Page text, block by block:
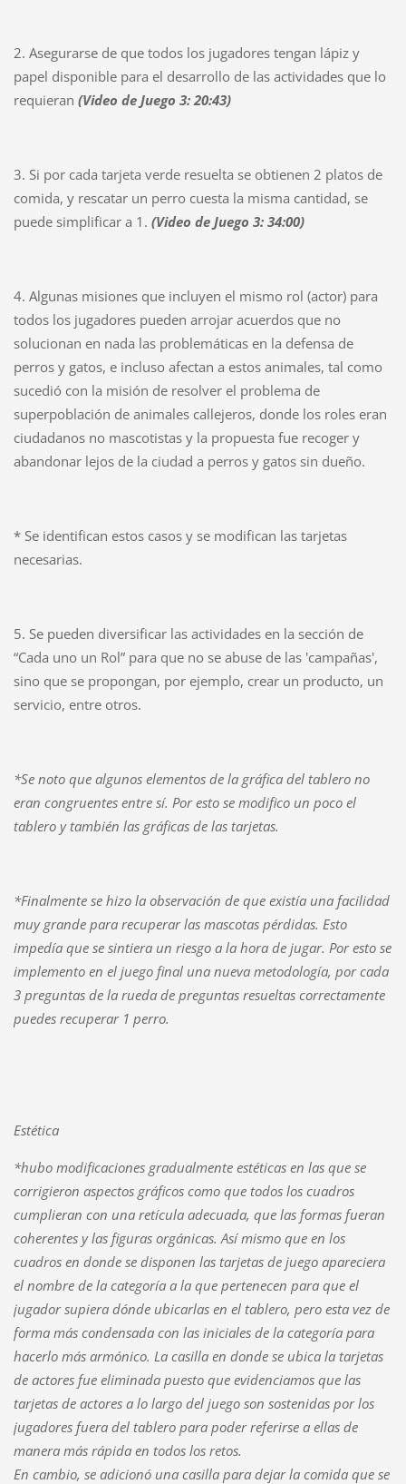
2. Asegurarse de que todos los jugadores tengan lápiz y
papel disponible para el desarrollo de las actividades que lo
requieran (Video de Juego 3: 20:43)
3. Si por cada tarjeta verde resuelta se obtienen 2 platos de
comida, y rescatar un perro cuesta la misma cantidad, se
puede simplificar a 1. (Video de Juego 3: 34:00)
4. Algunas misiones que incluyen el mismo rol (actor) para
todos los jugadores pueden arrojar acuerdos que no
solucionan en nada las problemáticas en la defensa de
perros y gatos, e incluso afectan a estos animales, tal como
sucedió con la misión de resolver el problema de
superpoblación de animales callejeros, donde los roles eran
ciudadanos no mascotistas y la propuesta fue recoger y
abandonar lejos de la ciudad a perros y gatos sin dueño.
* Se identifican estos casos y se modifican las tarjetas
necesarias.
5. Se pueden diversificar las actividades en la sección de
“Cada uno un Rol” para que no se abuse de las 'campañas',
sino que se propongan, por ejemplo, crear un producto, un
servicio, entre otros.
*Se noto que algunos elementos de la gráfica del tablero no
eran congruentes entre sí. Por esto se modifico un poco el
tablero y también las gráficas de las tarjetas.
*Finalmente se hizo la observación de que existía una facilidad
muy grande para recuperar las mascotas pérdidas. Esto
impedía que se sintiera un riesgo a la hora de jugar. Por esto se
implemento en el juego final una nueva metodología, por cada
3 preguntas de la rueda de preguntas resueltas correctamente
puedes recuperar 1 perro.
Estética
*hubo modificaciones gradualmente estéticas en las que se
corrigieron aspectos gráficos como que todos los cuadros
cumplieran con una retícula adecuada, que las formas fueran
coherentes y las figuras orgánicas. Así mismo que en los
cuadros en donde se disponen las tarjetas de juego apareciera
el nombre de la categoría a la que pertenecen para que el
jugador supiera dónde ubicarlas en el tablero, pero esta vez de
forma más condensada con las iniciales de la categoría para
hacerlo más armónico. La casilla en donde se ubica la tarjetas
de actores fue eliminada puesto que evidenciamos que las
tarjetas de actores a lo largo del juego son sostenidas por los
jugadores fuera del tablero para poder referirse a ellas de
manera más rápida en todos los retos.
En cambio, se adicionó una casilla para dejar la comida que se